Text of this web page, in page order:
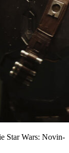
Star Wars: Novin-